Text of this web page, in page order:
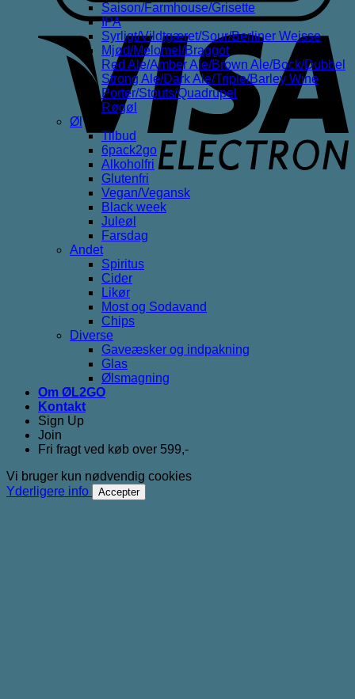
Saison/Farmhouse/Grisette
IPA
Syrligt/Vildtgæret/Sour/Berliner Weisse
Mjød/Melomel/Braggot
Red Ale/Amber Ale/Brown Ale/Bock/Dubbel
Strong Ale/Dark Ale/Triple/Barley Wine
Porter/Stouts/Quadrupel
Røgøl
Øl
Tilbud
6pack2go
Alkoholfri
Glutenfri
Vegan/Vegansk
Black week
Juleøl
Farsdag
Andet
Spiritus
Cider
Likør
Most og Sodavand
Chips
Diverse
Gaveæsker og indpakning
Glas
Ølsmagning
Om ØL2GO
Kontakt
Sign Up
Join
Fri fragt ved køb over 599,-
Vi bruger kun nødvendig cookies
Yderligere info
Accepter